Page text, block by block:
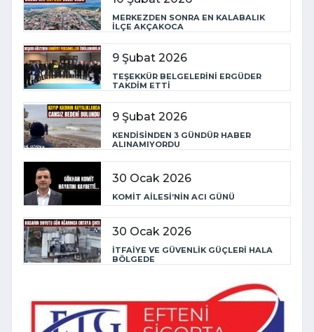
MERKEZDEN SONRA EN KALABALIK
İLÇE AKÇAKOCA
9 Şubat 2026
TEŞEKKÜR BELGELERİNİ ERGÜDER
TAKDİM ETTİ
9 Şubat 2026
KENDİSİNDEN 3 GÜNDÜR HABER
ALINAMIYORDU
30 Ocak 2026
KOMİT AİLESİ’NİN ACI GÜNÜ
30 Ocak 2026
İTFAİYE VE GÜVENLİK GÜÇLERİ HALA
BÖLGEDE